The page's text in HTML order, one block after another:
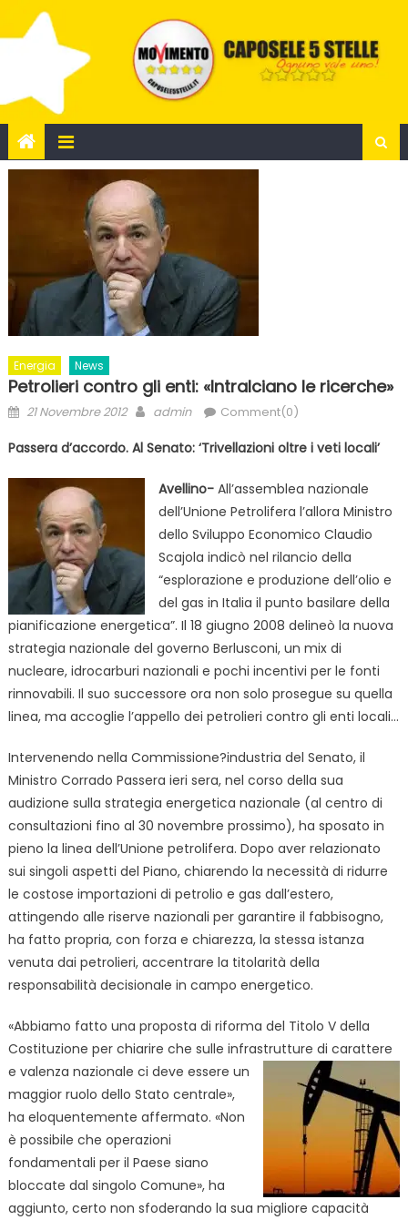
to
Energia News
Petrolieri contro gli enti: «Intralciano le ricerche»
Posted
21 Novembre 2012 Author
admin Comment(0)
Passera d’accordo. Al Senato: ‘Trivellazioni oltre i veti locali’
Avellino-All’assemblea nazionale
dell’Unione Petrolifera l’allora Ministro
dello Sviluppo Economico Claudio
Scajola indicò nel rilancio della
“esplorazione e produzione dell’olio e
del gas in Italia il punto basilare della
pianificazione energetica”. Il 18 giugno 2008 delineò la nuova
strategia nazionale del governo Berlusconi, un mix di
nucleare, idrocarburi nazionali e pochi incentivi per le fonti
rinnovabili. Il suo successore ora non solo prosegue su quella
linea, ma accoglie l’appello dei petrolieri contro gli enti locali…
Intervenendo nella Commissione?industria del Senato, il
Ministro Corrado Passera ieri sera, nel corso della sua
audizione sulla strategia energetica nazionale (al centro di
consultazioni fino al 30 novembre prossimo), ha sposato in
pieno la linea dell’Unione petrolifera. Dopo aver relazionato
sui singoli aspetti del Piano, chiarendo la necessità di ridurre
le costose importazioni di petrolio e gas dall’estero,
attingendo alle riserve nazionali per garantire il fabbisogno,
ha fatto propria, con forza e chiarezza, la stessa istanza
venuta dai petrolieri, accentrare la titolarità della
responsabilità decisionale in campo energetico.
«Abbiamo fatto una proposta di riforma del Titolo V della
Costituzione per chiarire che sulle infrastrutture di carattere
e valenza nazionale ci deve essere un
maggior ruolo dello Stato centrale»,
ha eloquentemente affermato. «Non
è possibile che operazioni
fondamentali per il Paese siano
bloccate dal singolo Comune», ha
aggiunto, certo non sfoderando la sua migliore capacità